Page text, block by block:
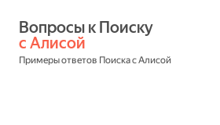
с Алисой
Примеры ответов Поиска с Алисой